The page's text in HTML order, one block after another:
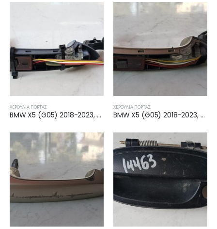
ΧΕΡΟΎΛΙΑ ΠΌΡΤΑΣ
BMW X5 (G05) 2018-2023, BMW X5 (G05N) 2023- ΧΕΡΟΥΛΙ ΕΜΠΡΟΣ ΕΞΩ ΑΡΙΣΤΕΡΟ 51215A65DC7
ΧΕΡΟΎΛΙΑ ΠΌΡΤΑΣ
BMW X5 (G05) 2018-2023, BMW X5 (G05N) 2023- ΧΕΡΟΥΛΙ ΕΜΠΡΟΣ ΕΞΩ ΑΡΙΣΤΕΡΟ 51215A65DC7